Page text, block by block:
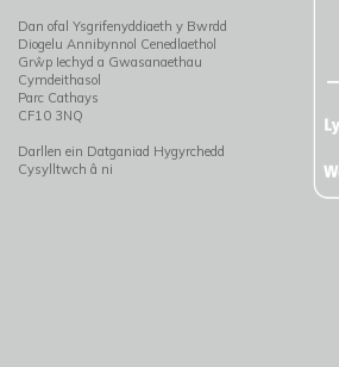
Dan ofal Ysgrifenyddiaeth y Bwrdd
Diogelu Annibynnol Cenedlaethol
Grŵp Iechyd a Gwasanaethau
Cymdeithasol
Parc Cathays
CF10 3NQ
Darllen ein Datganiad Hygyrchedd
Cysylltwch â ni